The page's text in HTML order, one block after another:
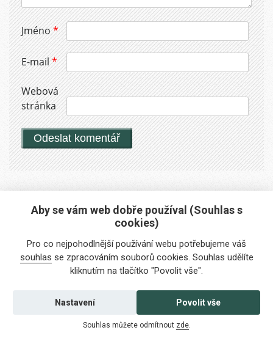
Jméno*
E-mail*
Webová
stránka
Máte zájem o naše služby?
Potřebujete poradit?
info@foreigners.cz
+420 211 221 492
Kontaktujte nás
Aby se vám web dobře používal (Souhlas s
cookies)
Pro co nejpohodlnější používání webu potřebujeme váš
souhlas se zpracováním souborů cookies. Souhlas udělíte
kliknutím na tlačítko "Povolit vše".
Povolit vše
Nastavení
Souhlas můžete odmítnout zde.